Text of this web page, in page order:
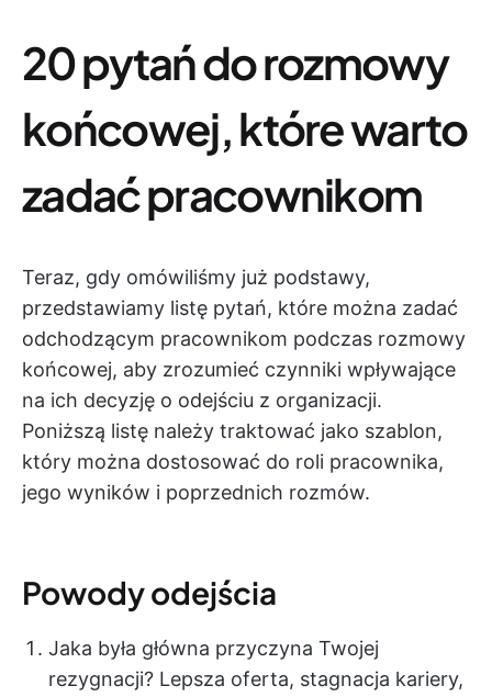
20 pytań do rozmowy
końcowej, które warto
zadać pracownikom
Teraz, gdy omówiliśmy już podstawy,
przedstawiamy listę pytań, które można zadać
odchodzącym pracownikom podczas rozmowy
końcowej, aby zrozumieć czynniki wpływające
na ich decyzję o odejściu z organizacji.
Poniższą listę należy traktować jako szablon,
który można dostosować do roli pracownika,
jego wyników i poprzednich rozmów.
Powody odejścia
Jaka była główna przyczyna Twojej
rezygnacji? Lepsza oferta, stagnacja kariery,